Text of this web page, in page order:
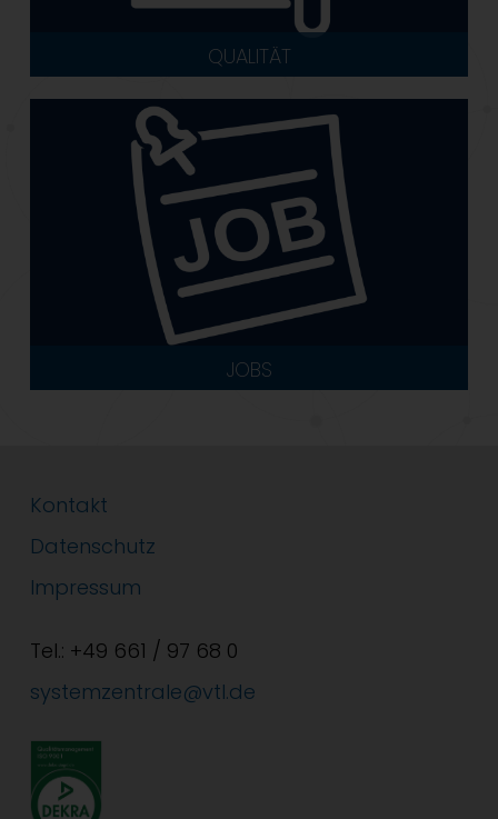
QUALITÄT
JOBS
Kontakt
Datenschutz
Impressum
Tel.: +49 661 / 97 68 0
systemzentrale@vtl.de